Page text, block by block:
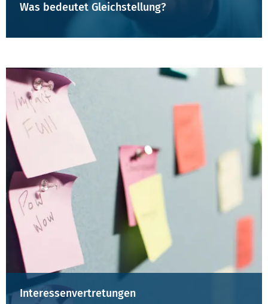
Was bedeutet Gleichstellung?
Interessenvertretungen